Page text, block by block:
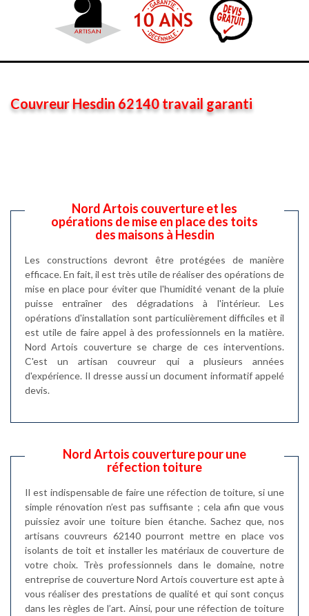
Couvreur Hesdin 62140 travail garanti
Nord Artois couverture et les
opérations de mise en place des toits
des maisons à Hesdin
Les constructions devront être protégées de manière
efficace. En fait, il est très utile de réaliser des opérations de
mise en place pour éviter que l'humidité venant de la pluie
puisse entraîner des dégradations à l'intérieur. Les
opérations d'installation sont particulièrement difficiles et il
est utile de faire appel à des professionnels en la matière.
Nord Artois couverture se charge de ces interventions.
C'est un artisan couvreur qui a plusieurs années
d'expérience. Il dresse aussi un document informatif appelé
devis.
Nord Artois couverture pour une
réfection toiture
Il est indispensable de faire une réfection de toiture, si une
simple rénovation n’est pas suffisante ; cela afin que vous
puissiez avoir une toiture bien étanche. Sachez que, nos
artisans couvreurs 62140 pourront mettre en place vos
isolants de toit et installer les matériaux de couverture de
votre choix. Très professionnels dans le domaine, notre
entreprise de couverture Nord Artois couverture est apte à
vous réaliser des prestations de qualité et qui sont conçus
dans les règles de l’art. Ainsi, pour une réfection de toiture